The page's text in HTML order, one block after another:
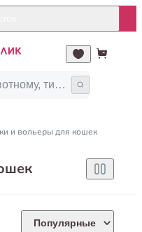
и вольеры для кошек
Популярные